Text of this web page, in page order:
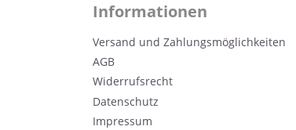
Informationen
Versand und Zahlungsmöglichkeiten
AGB
Widerrufsrecht
Datenschutz
Impressum